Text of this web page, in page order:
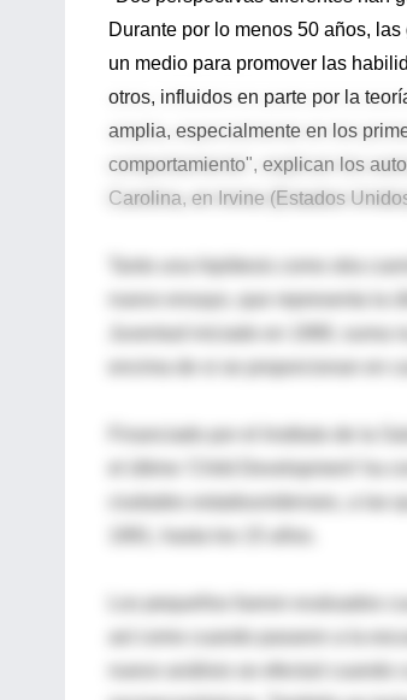
Durante por lo menos 50 años,
un medio para promover las
otros, influidos en parte por la
amplia, especialmente en los
comportamiento", explican los
Carolina, en Irvine (Estados
Tanto una hipótesis como otra
nuevo ensayo, que representa la
Juventud iniciado en 1990,
encima de si se proporcionan en
Financiado por el Instituto de la
ciudades estadounidenses, a las
Los pequeños fueron evaluados
así como cuando pasaron a la